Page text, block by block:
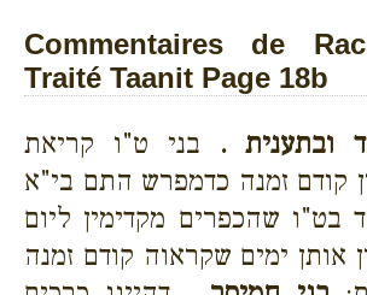
Commentaires de
Traité Taanit Page 18b
ובתענית . בני ט"ו קריאת
קודם זמנה כדמפרש התם בי"א
בט"ו שהכפרים מקדימין ליום
אותן ימים שקראוה קודם זמנה